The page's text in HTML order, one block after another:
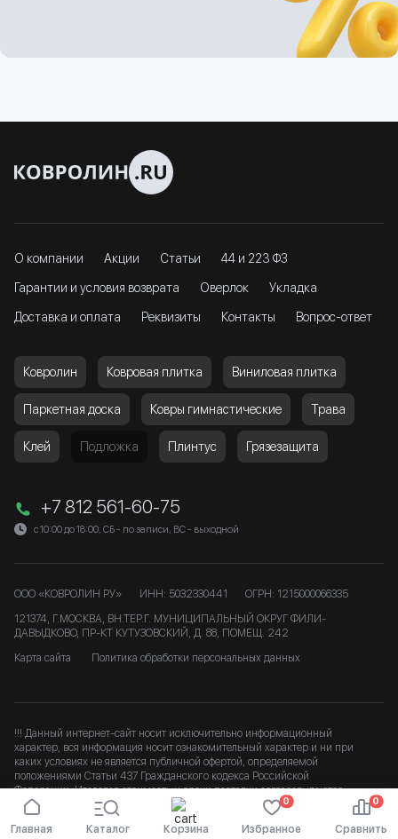
Главная Каталог Корзина
0
Избранное
0
Сравнить
О компании Акции Статьи 44 и 223 ФЗ
Гарантии и условия возврата Оверлок Укладка
Доставка и оплата Реквизиты Контакты Вопрос-ответ
Ковролин Ковровая плитка Виниловая плитка
Паркетная доска Ковры гимнастические Трава
Клей Подложка Плинтус Грязезащита
+7 812 561-60-75
с 10:00 до 18:00, СБ - по записи, ВС - выходной
ООО «КОВРОЛИН РУ» ИНН: 5032330441
ОГРН: 1215000066335
121374, Г.МОСКВА, ВН.ТЕР.Г. МУНИЦИПАЛЬНЫЙ ОКРУГ ФИЛИ-
ДАВЫДКОВО, ПР-КТ КУТУЗОВСКИЙ, Д. 88, ПОМЕЩ. 242
Карта сайта
Политика обработки персональных данных
!!! Данный интернет-сайт носит исключительно информационный
характер, вся информация носит ознакомительный характер и ни при
каких условиях не является публичной офертой, определяемой
положениями Статьи 437 Гражданского кодекса Российской
Федерации. Итоговая стоимость и сроки доставки согласовываются
после подтверждения заказа. b